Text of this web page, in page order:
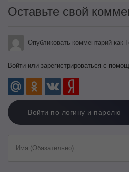
Оставьте свой
Опубликовать комментарий как
Войти или зарегистрироваться с
Войти по логину и паролю
Имя (Обязательно)